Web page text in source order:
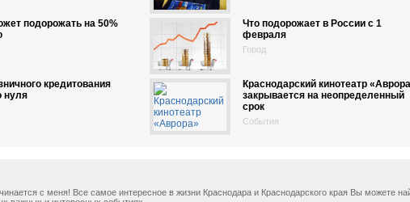
подорожать на 50%
Что подорожает в России с 1
февраля
Город
кредитования
нуля
Краснодарский кинотеатр
закрывается на неопределенный
срок
События
с меня! Все самое интересное в жизни Краснодара и Краснодарского края Вы можете